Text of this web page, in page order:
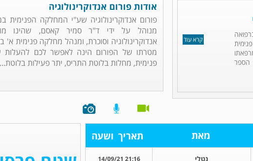
אודות פורום אנדוקרינולוגיה
פורום אנדוקרינולוגיה שע"י המחלקה הפנימית
מנוהל על ידי ד"ר סמיר קאסם, שהינו
אנדוקרינולוגיה וסוכרת, ומנהל מחלקה פנימית א'
מטרתו של הפורום הינה לאפשר לכם להעלות
פנימית, מחלות בלוטת התריס, יתר פעילות בלוטת...
קרא עוד
הספר
מאת תאריך ושעה
נטלי 21:16 14/09/21